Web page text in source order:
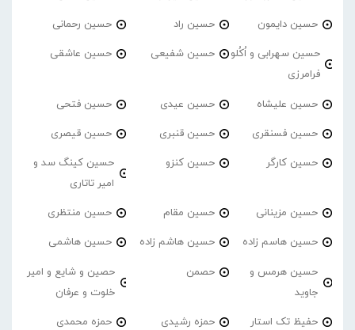
حسین دایمون حسین راد حسین رحمانی
حسین سهرابی و اُکُلو
فرامرزی
حسین شفیعی حسین عاشقی
حسین علیشاه حسین عیدی حسین فتحی
حسین فسنقری حسین قنبری حسین قیصری
حسین کارگر حسین کنزو
حسین کینگ سد و
امیر تاتاری
حسین مزینانی حسین مقام حسین منتظری
حسین هاسم زاده حسین هاشم زاده حسین هاشمی
حسین هرمس و
جاوید
حصمن
حصین و شایع و امیر
خلوت و عرفان
حفیظ تک استار حمزه رشیدی حمزه محمدی